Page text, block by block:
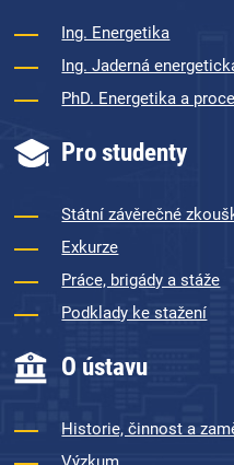
Ing. Energetika
Ing. Jaderná
PhD. Energetika a
Pro studenty
Státní závěrečné
Exkurze
Práce, brigády a stáže
Podklady ke stažení
O ústavu
Historie, činnost a